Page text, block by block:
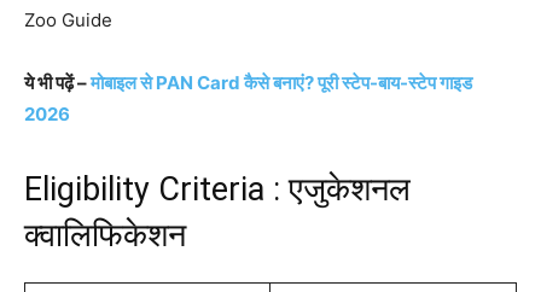
Zoo Guide
ये भी पढ़ें –मोबाइल से PAN Card कैसे बनाएं? पूरी स्टेप-बाय-स्टेप गाइड
2026
Eligibility Criteria : एजुकेशनल
क्वालिफिकेशन